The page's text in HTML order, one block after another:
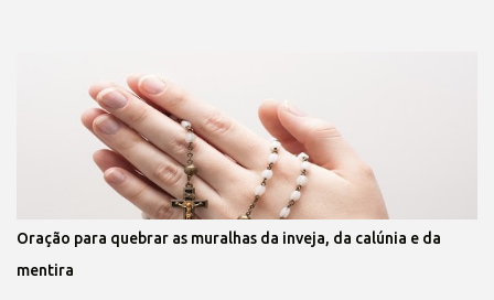
Oração para quebrar as muralhas da inveja, da calúnia e da
mentira